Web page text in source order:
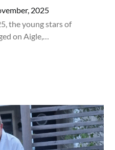
2025
the young stars of
on Aigle,…